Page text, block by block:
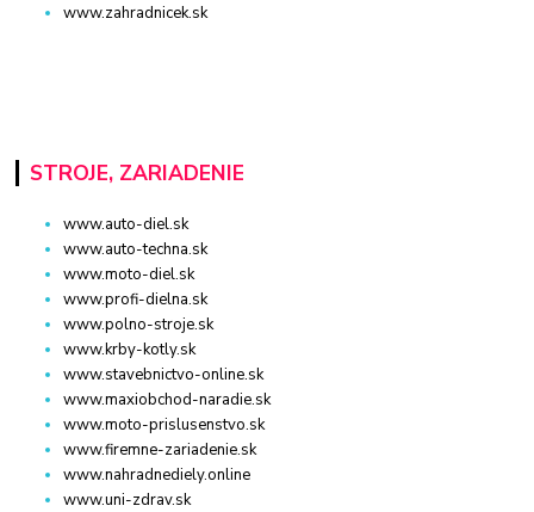
www.zahradnicek.sk
STROJE, ZARIADENIE
www.auto-diel.sk
www.auto-techna.sk
www.moto-diel.sk
www.profi-dielna.sk
www.polno-stroje.sk
www.krby-kotly.sk
www.stavebnictvo-online.sk
www.maxiobchod-naradie.sk
www.moto-prislusenstvo.sk
www.firemne-zariadenie.sk
www.nahradnediely.online
www.uni-zdrav.sk